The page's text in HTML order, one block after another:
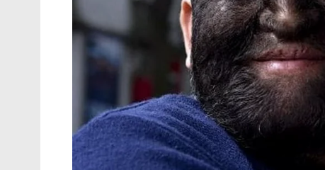
56-കാരൻ മൊജ്തബ ഹൊസൈനി
ചുമതലയേറ്റിട്ടുള്ളത്. എന്നാൽ മൊജ്തബ
ഗുരുതരമായ റിപ്പോർട്ടുകളാണ് മാർക്കോ
ഉദ്യോഗസ്ഥർ പുറത്തുവിടുന്നത്.
ഒടുവിൽ ഇറാന്റെ പ്രസിഡന്റ് മസൂദ്
വെവ്വേറെ ഡിജിറ്റൽ ധാരണാപത്രങ്ങളിൽ
കരാറിലെത്തിയിരുന്നു. ഇതിന്റെ
സ്വിറ്റ്‌സർലൻഡിൽ പുരോഗമിക്കുകയാണ്.